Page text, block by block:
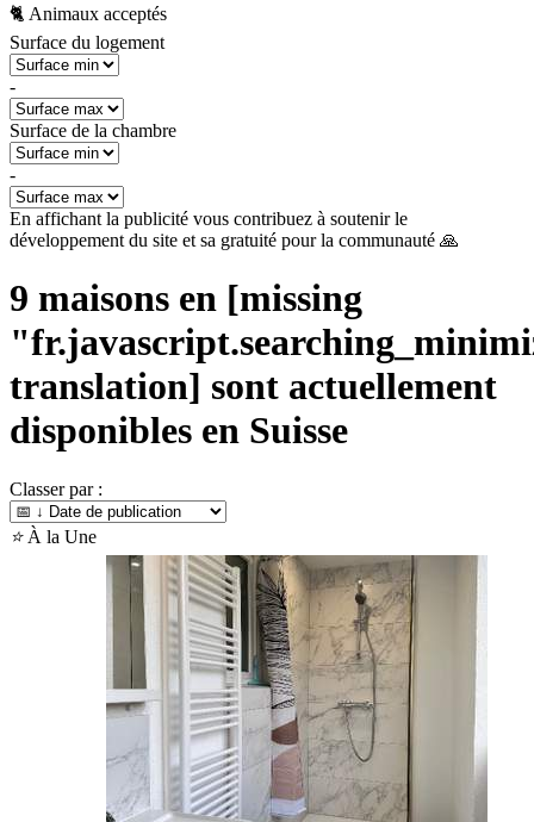
🐈 Animaux acceptés
Surface du logement
-
Surface de la chambre
-
En affichant la publicité vous contribuez à soutenir le
développement du site et sa gratuité pour la communauté 🙏
9 maisons en [missing
translation] sont actuellement
disponibles en Suisse
Classer par :
⭐À la Une